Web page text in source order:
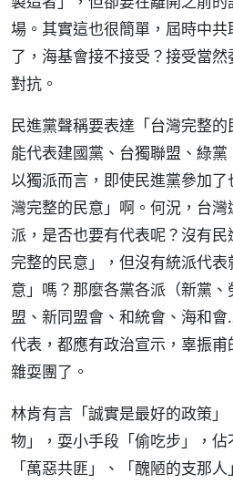
場。其實這也很簡單，屆時中
了，海基會接不接受？接受當
對抗。
民進黨聲稱要表達「台灣完整
能代表建國黨、台獨聯盟、綠
以獨派而言，即使民進黨參加
灣完整的民意」啊。何況，台灣
派，是否也要有代表呢？沒有
完整的民意」，但沒有統派代
意」嗎？那麼各黨各派（新黨
盟、新同盟會、和統會、海和
代表，都應有政治宣示，辜振
雜耍團了。
林肯有言「誠實是最好的政策
物」，耍小手段「偷吃步」，
「萬惡共匪」、「醜陋的支那